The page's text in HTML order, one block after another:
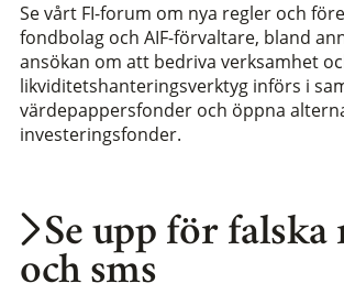
Se upp för falska
och sms
Se vårt FI-forum om nya regler och
fondbolag och AIF-förvaltare, bland
ansökan om att bedriva verksamhet
likviditetshanteringsverktyg införs i
värdepappersfonder och öppna
investeringsfonder.